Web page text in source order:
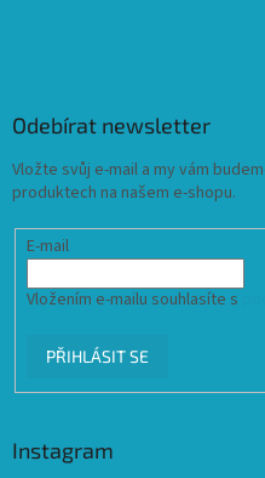
Odebírat newsletter
Vložte svůj e-mail a my vám
produktech na našem e-shopu.
E-mail
Vložením e-mailu souhlasíte s
PŘIHLÁSIT SE
Instagram